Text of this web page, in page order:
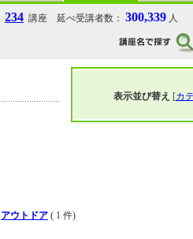
234 講座 延べ受講者数： 300,339 人
表示並び替え [カ
アウトドア ( 1 件)